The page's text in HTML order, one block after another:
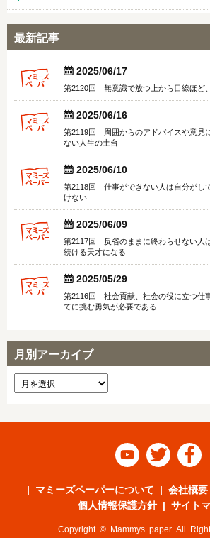
最新記事
  2025/06/17
第2120回 無意識で放つ上から目線ほど
  2025/06/16
第2119回 周囲からのアドバイスや意見
ない人生の土台
  2025/06/10
第2118回 仕事ができない人は自分がし
けない
  2025/06/09
第2117回 反省のままに終わらせない人
続ける天才になる
  2025/05/29
第2116回 社会貢献、社会の役に立つ仕
てに挑む勇気が必要である
月別アーカイブ
  
マミーズペーパーについて 会社概要
個人情報保護方針
サイト
Copyright © Mammys paper All